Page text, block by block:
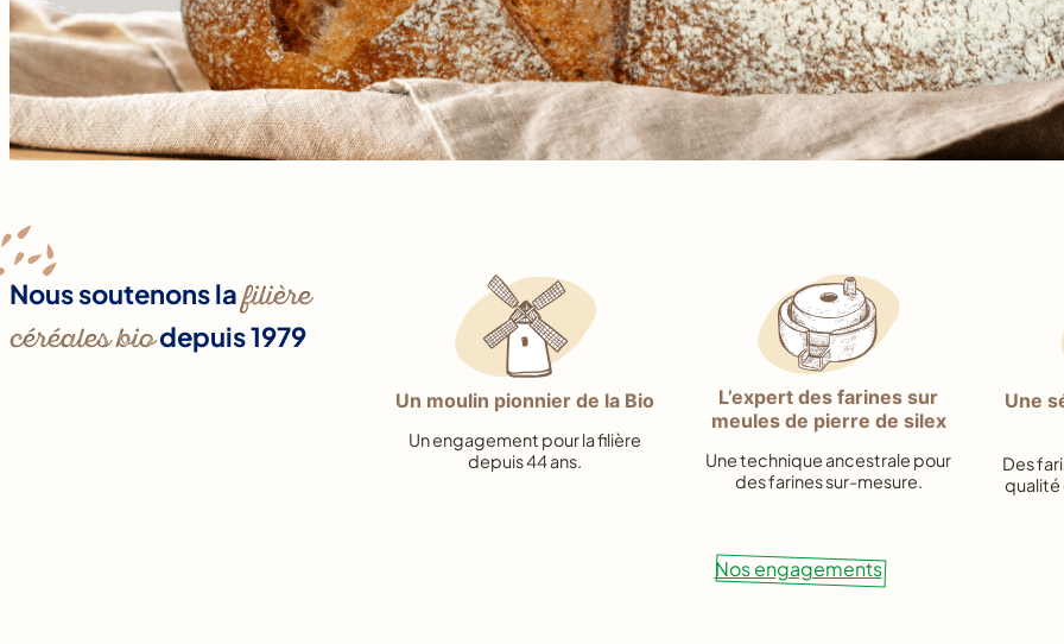
Nous soutenons lafilière
céréales biodepuis 1979
Un moulin pionnier de la Bio
Un engagement pour la filière
depuis 44 ans.
L’expert des farines sur
meules de pierre de silex
Une technique ancestrale pour
des farines sur-mesure.
Une
Des
qualité
Nos engagements